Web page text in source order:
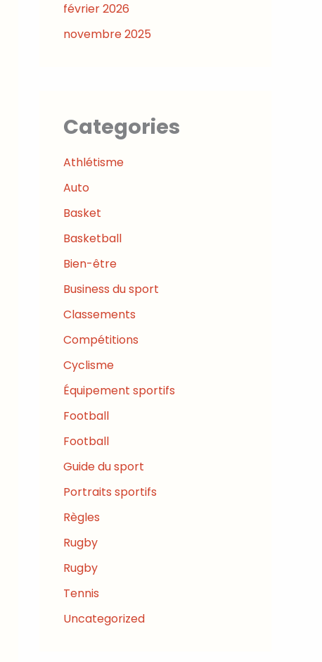
février 2026
novembre 2025
Categories
Athlétisme
Auto
Basket
Basketball
Bien-être
Business du sport
Classements
Compétitions
Cyclisme
Équipement sportifs
Football
Football
Guide du sport
Portraits sportifs
Règles
Rugby
Rugby
Tennis
Uncategorized